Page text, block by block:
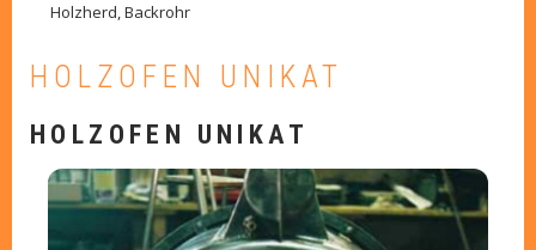
Holzherd, Backrohr
HOLZOFEN UNIKAT
HOLZOFEN UNIKAT